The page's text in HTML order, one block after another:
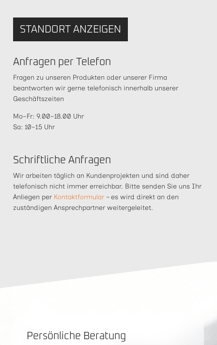
STANDORT ANZEIGEN
Anfragen per Telefon
Fragen zu unseren Produkten oder unserer Firma
beantworten wir gerne telefonisch innerhalb unserer
Geschäftszeiten
Mo–Fr: 9.00–18.00 Uhr
Sa: 10–15 Uhr
Schriftliche Anfragen
Wir arbeiten täglich an Kundenprojekten und sind daher
telefonisch nicht immer erreichbar. Bitte senden Sie uns Ihr
Anliegen per Kontaktformular– es wird direkt an den
zuständigen Ansprechpartner weitergeleitet.
Persönliche Beratung